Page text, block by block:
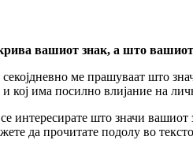
вашиот знак, а што
ме прашуваат што
кој има посилно влијание на
интересирате што значи
да прочитате подолу во